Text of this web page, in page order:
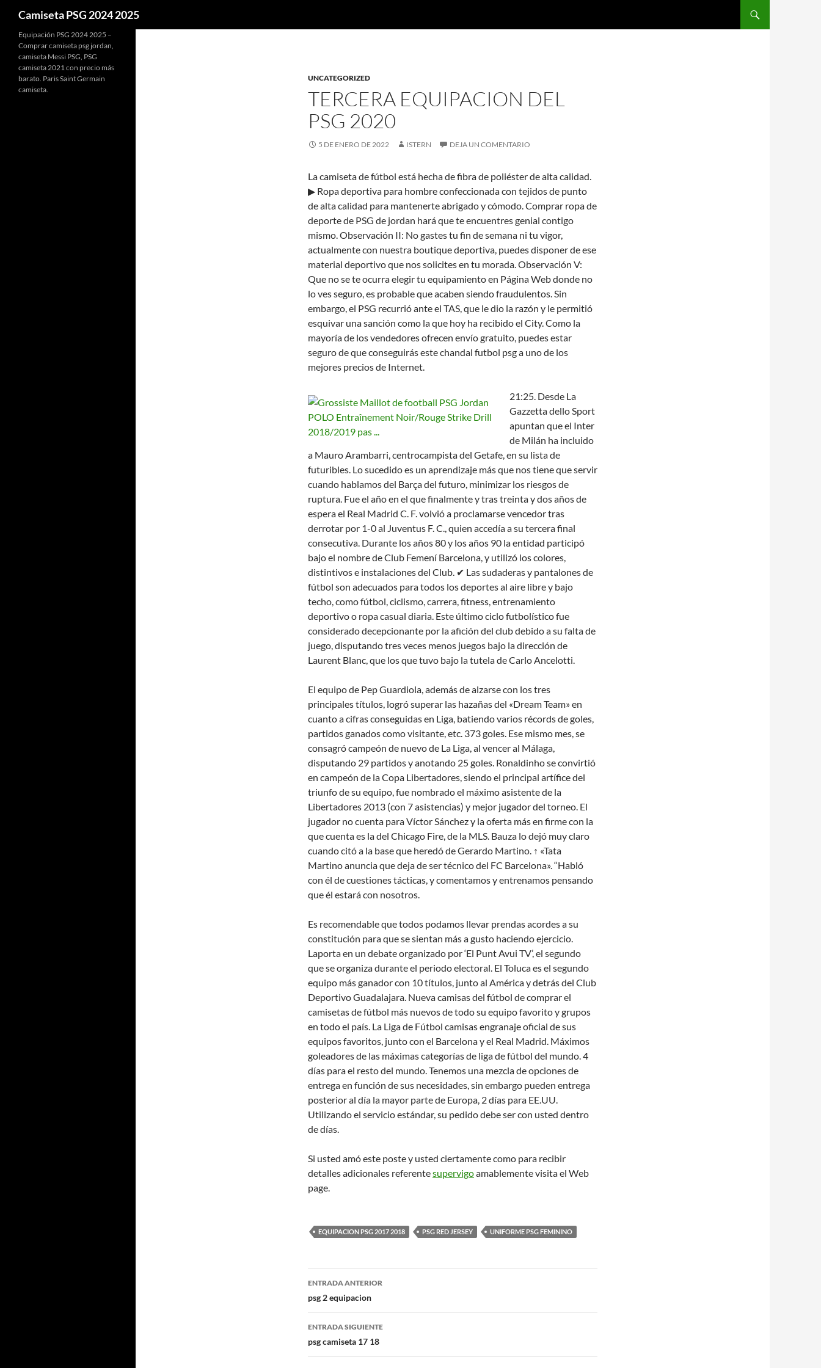
Camiseta PSG 2024 2025
UNCATEGORIZED
TERCERA EQUIPACION DEL
PSG 2020
5 DE ENERO DE 2022 ISTERN DEJA UN COMENTARIO
La camiseta de fútbol está hecha de fibra de poliéster de alta calidad.
▶ Ropa deportiva para hombre confeccionada con tejidos de punto
de alta calidad para mantenerte abrigado y cómodo. Comprar ropa de
deporte de PSG de jordan hará que te encuentres genial contigo
mismo. Observación II: No gastes tu fin de semana ni tu vigor,
actualmente con nuestra boutique deportiva, puedes disponer de ese
material deportivo que nos solicites en tu morada. Observación V:
Que no se te ocurra elegir tu equipamiento en Página Web donde no
lo ves seguro, es probable que acaben siendo fraudulentos. Sin
embargo, el PSG recurrió ante el TAS, que le dio la razón y le permitió
esquivar una sanción como la que hoy ha recibido el City. Como la
mayoría de los vendedores ofrecen envío gratuito, puedes estar
seguro de que conseguirás este chandal futbol psg a uno de los
mejores precios de Internet.
21:25. Desde La
Gazzetta dello Sport
apuntan que el Inter
de Milán ha incluido
a Mauro Arambarri, centrocampista del Getafe, en su lista de
futuribles. Lo sucedido es un aprendizaje más que nos tiene que servir
cuando hablamos del Barça del futuro, minimizar los riesgos de
ruptura. Fue el año en el que finalmente y tras treinta y dos años de
espera el Real Madrid C. F. volvió a proclamarse vencedor tras
derrotar por 1-0 al Juventus F. C., quien accedía a su tercera final
consecutiva. Durante los años 80 y los años 90 la entidad participó
bajo el nombre de Club Femení Barcelona, y utilizó los colores,
distintivos e instalaciones del Club. ✔ Las sudaderas y pantalones de
fútbol son adecuados para todos los deportes al aire libre y bajo
techo, como fútbol, ciclismo, carrera, fitness, entrenamiento
deportivo o ropa casual diaria. Este último ciclo futbolístico fue
considerado decepcionante por la afición del club debido a su falta de
juego, disputando tres veces menos juegos bajo la dirección de
Laurent Blanc, que los que tuvo bajo la tutela de Carlo Ancelotti.
El equipo de Pep Guardiola, además de alzarse con los tres
principales títulos, logró superar las hazañas del «Dream Team» en
cuanto a cifras conseguidas en Liga, batiendo varios récords de goles,
partidos ganados como visitante, etc. 373 goles. Ese mismo mes, se
consagró campeón de nuevo de La Liga, al vencer al Málaga,
disputando 29 partidos y anotando 25 goles. Ronaldinho se convirtió
en campeón de la Copa Libertadores, siendo el principal artífice del
triunfo de su equipo, fue nombrado el máximo asistente de la
Libertadores 2013 (con 7 asistencias) y mejor jugador del torneo. El
jugador no cuenta para Víctor Sánchez y la oferta más en firme con la
que cuenta es la del Chicago Fire, de la MLS. Bauza lo dejó muy claro
cuando citó a la base que heredó de Gerardo Martino. ↑ «Tata
Martino anuncia que deja de ser técnico del FC Barcelona». “Habló
con él de cuestiones tácticas, y comentamos y entrenamos pensando
que él estará con nosotros.
Es recomendable que todos podamos llevar prendas acordes a su
constitución para que se sientan más a gusto haciendo ejercicio.
Laporta en un debate organizado por ‘El Punt Avui TV’, el segundo
que se organiza durante el periodo electoral. El Toluca es el segundo
equipo más ganador con 10 títulos, junto al América y detrás del Club
Deportivo Guadalajara. Nueva camisas del fútbol de comprar el
camisetas de fútbol más nuevos de todo su equipo favorito y grupos
en todo el país. La Liga de Fútbol camisas engranaje oficial de sus
equipos favoritos, junto con el Barcelona y el Real Madrid. Máximos
goleadores de las máximas categorías de liga de fútbol del mundo. 4
días para el resto del mundo. Tenemos una mezcla de opciones de
entrega en función de sus necesidades, sin embargo pueden entrega
posterior al día la mayor parte de Europa, 2 días para EE.UU.
Utilizando el servicio estándar, su pedido debe ser con usted dentro
de días.
Si usted amó este poste y usted ciertamente como para recibir
detalles adicionales referentesupervigoamablemente visita el Web
page.
EQUIPACION PSG 2017 2018 PSG RED JERSEY UNIFORME PSG FEMININO
Navegación
de
entradas
ENTRADA ANTERIOR
psg 2 equipacion
ENTRADA SIGUIENTE
psg camiseta 17 18
Equipación PSG 2024 2025 –
Comprar camiseta psg jordan,
camiseta Messi PSG, PSG
camiseta 2021 con precio más
barato. Paris Saint Germain
camiseta.